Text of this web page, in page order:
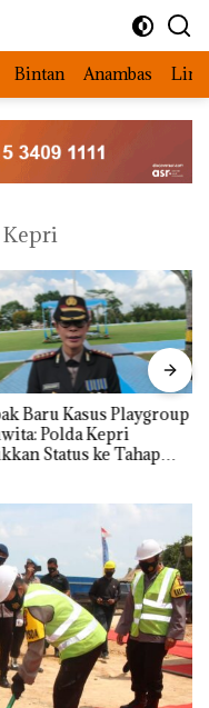
Bintan Anambas
Kepri
Baru Kasus Playgroup
Polda Kepri
Status ke Tahap